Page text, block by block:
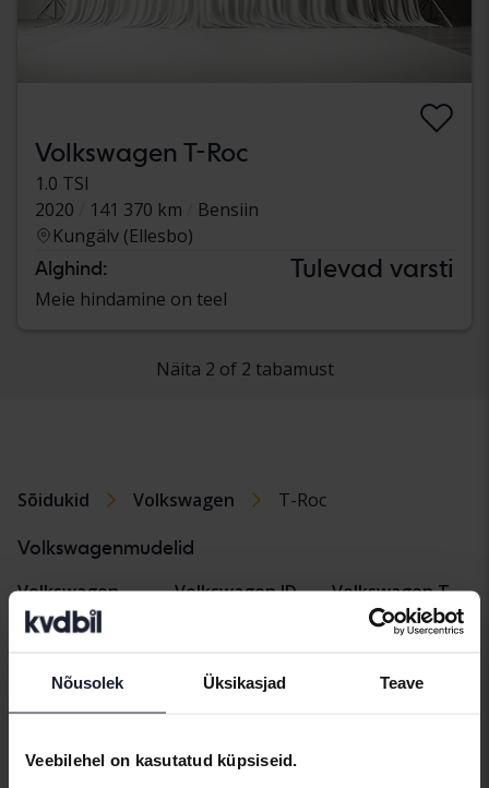
Nõusolek Üksikasjad Teave
Veebilehel on kasutatud küpsiseid.
Volkswagen T-Roc
1.0 TSI
2020
141 370 km
Bensiin
Kungälv (Ellesbo)
Alghind: Tulevad varsti
Meie hindamine on teel
Näita 2 of 2 tabamust
Sõidukid Volkswagen T-Roc
Volkswagenmudelid
Volkswagen
Caddy
Golf
Volkswagen ID.
Passat
Polo
Volkswagen T-
Cross
Tiguan